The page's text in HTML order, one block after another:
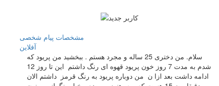
مشخصات پیام شخصی
آفلاين
سلام. من دختری 25 ساله و مجرد هستم . ببخشید من پریود که
شدم به مدت 7 روز خون پریود قهوه ای رنگ داشتم این تا روز 12
ادامه داشت بعد ازا ن من دوباره پریود به رنگ قرمز داشتم الان